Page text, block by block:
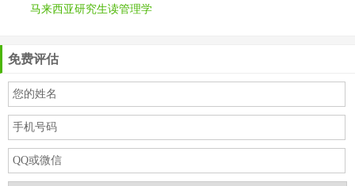
马来西亚研究生读管理学
免费评估